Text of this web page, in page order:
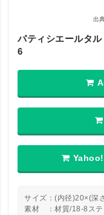
出
パティシエールタ
6
Yahoo!
サイズ：(内径)20×(深
素材 ：材質/18-8ステ